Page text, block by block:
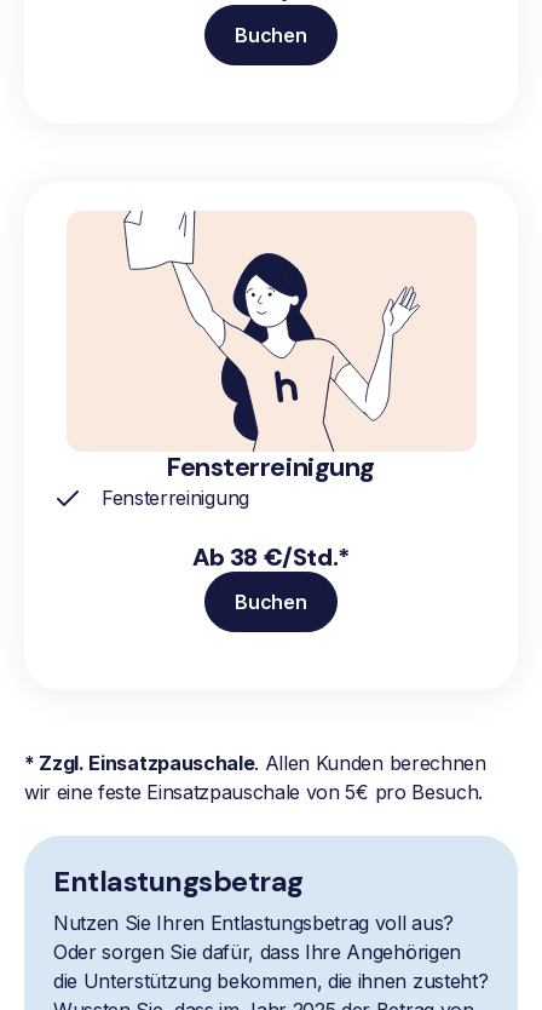
Buchen
Fensterreinigung
Fensterreinigung
Ab 38 €/Std.*
Buchen
* Zzgl. Einsatzpauschale. Allen Kunden berechnen
wir eine feste Einsatzpauschale von 5€ pro Besuch.
Entlastungsbetrag
Nutzen Sie Ihren Entlastungsbetrag voll aus?
Oder sorgen Sie dafür, dass Ihre Angehörigen
die Unterstützung bekommen, die ihnen zusteht?